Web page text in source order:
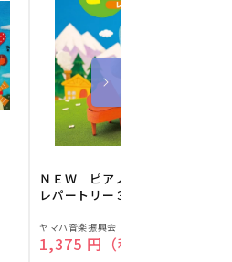
ＮＥＷ ピアノスタディ
レパートリー３
販
売
ヤマハ音楽振興会
通常価格
1,375 円（税込）